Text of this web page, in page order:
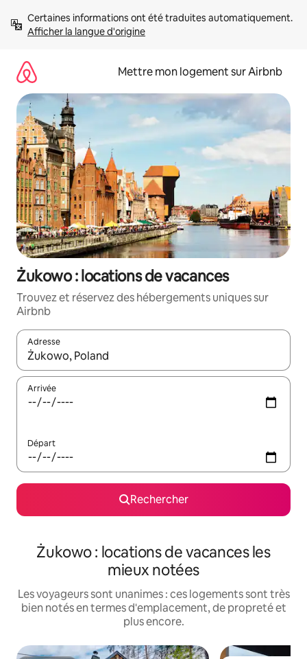
directement
Afficher la langue d'origine
Mettre mon logement sur Airbnb
Żukowo : locations de vacances
Trouvez et réservez des hébergements uniques sur
Airbnb
Adresse
Lorsque les résultats s'affichent, utilisez les flèches vers le
Arrivée
Départ
Rechercher
Żukowo : locations de vacances les
mieux notées
Les voyageurs sont unanimes : ces logements sont très
bien notés en termes d'emplacement, de propreté et
plus encore.